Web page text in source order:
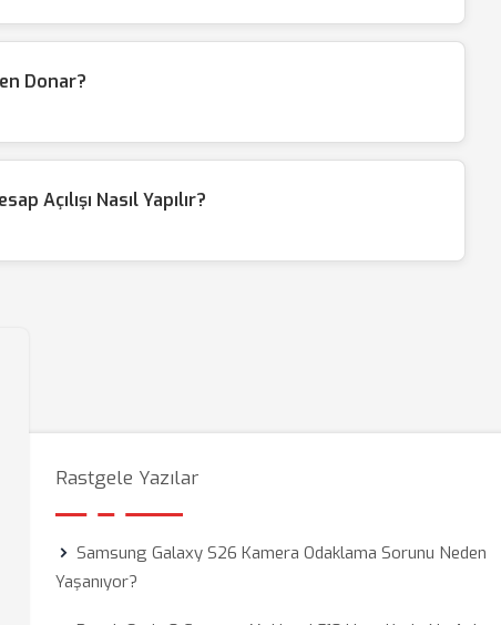
Donar?
Açılışı Nasıl Yapılır?
Rastgele Yazılar
Samsung Galaxy S26 Kamera Odaklama Sorunu Neden
Yaşanıyor?